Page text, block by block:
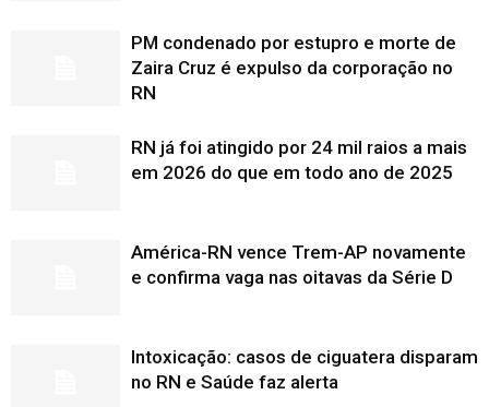
PM condenado por estupro e morte de
Zaira Cruz é expulso da corporação no
RN
RN já foi atingido por 24 mil raios a mais
em 2026 do que em todo ano de 2025
América-RN vence Trem-AP novamente
e confirma vaga nas oitavas da Série D
Intoxicação: casos de ciguatera disparam
no RN e Saúde faz alerta